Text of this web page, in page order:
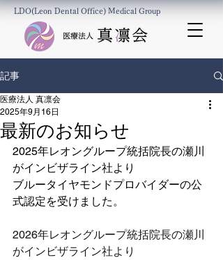
LDO(Leon Dental Office) Medical Group
記事
最新のお知らせ
医療法人 真凛会
2025年9月16日
2025年レオングループ統括院長の瀬川
がインビザライン社より
ブルータイヤモンドプロバイダーの公
式認定を受けました。
2026年レオングループ統括院長の瀬川
がインビザライン社より